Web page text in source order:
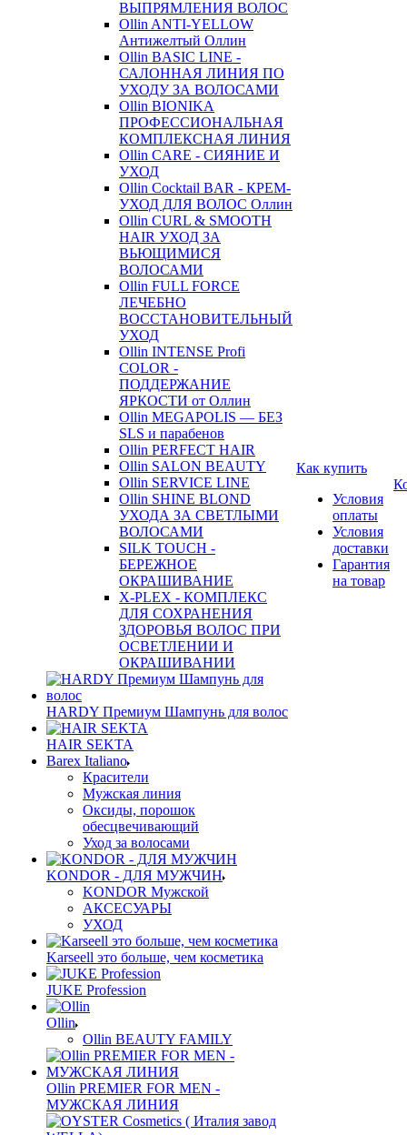
ВЫПРЯМЛЕНИЯ ВОЛОС
Ollin ANTI-YELLOW
Антижелтый Оллин
Ollin BASIC LINE -
САЛОННАЯ ЛИНИЯ ПО
УХОДУ ЗА ВОЛОСАМИ
Ollin BIONIKA
ПРОФЕССИОНАЛЬНАЯ
КОМПЛЕКСНАЯ ЛИНИЯ
Ollin CARE - СИЯНИЕ И
УХОД
Ollin Cocktail BAR - КРЕМ-
УХОД ДЛЯ ВОЛОС Оллин
Ollin CURL & SMOOTH
HAIR УХОД ЗА
ВЬЮЩИМИСЯ
ВОЛОСАМИ
Ollin FULL FORCE
ЛЕЧЕБНО
ВОССТАНОВИТЕЛЬНЫЙ
УХОД
Ollin INTENSE Profi
COLOR -
ПОДДЕРЖАНИЕ
ЯРКОСТИ от Оллин
Ollin MEGAPOLIS — БЕЗ
SLS и парабенов
Ollin PERFECT HAIR
Ollin SALON BEAUTY
Ollin SERVICE LINE
Ollin SHINE BLOND
УХОДА ЗА СВЕТЛЫМИ
ВОЛОСАМИ
SILK TOUCH -
БЕРЕЖНОЕ
ОКРАШИВАНИЕ
X-PLEX - КОМПЛЕКС
ДЛЯ СОХРАНЕНИЯ
ЗДОРОВЬЯ ВОЛОС ПРИ
ОСВЕТЛЕНИИ И
ОКРАШИВАНИИ
HARDY Премиум Шампунь для волос
HAIR SEKTA
Barex Italiano
Красители
Мужская линия
Оксиды, порошок
обесцвечивающий
Уход за волосами
KONDOR - ДЛЯ МУЖЧИН
KONDOR Мужской
АКСЕСУАРЫ
УХОД
Karseell это больше, чем косметика
JUKE Profession
Ollin
Ollin BEAUTY FAMILY
Ollin PREMIER FOR MEN -
МУЖСКАЯ ЛИНИЯ
Как купить
Условия
оплаты
Условия
доставки
Гарантия
на товар